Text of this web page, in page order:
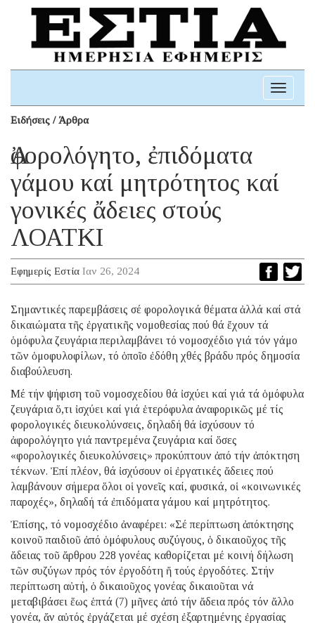
Toggle
Ειδήσεις / Άρθρα
Ἀφορολόγητο, ἐπιδόματα
γάμου καί μητρότητος καί
γονικές ἄδειες στούς
ΛΟΑΤΚΙ
Εφημερίς Εστία Ιαν 26, 2024
Σημαντικές παρεμβάσεις σέ φορολογικά θέματα ἀλλά καί στά
δικαιώματα τῆς ἐργατικῆς νομοθεσίας πού θά ἔχουν τά
ὁμόφυλα ζευγάρια περιλαμβάνει τό νομοσχέδιο γιά τόν γάμο
τῶν ὁμοφυλοφίλων, τό ὁποῖο ἐδόθη χθές βράδυ πρός δημοσία
διαβούλευση.
Μέ τήν ψήφιση τοῦ νομοσχεδίου θά ἰσχύει καί γιά τά ὁμόφυλα
ζευγάρια ὅ,τι ἰσχύει καί γιά ἑτερόφυλα ἀναφορικῶς μέ τίς
φορολογικές διευκολύνσεις, δηλαδή θά ἰσχύσουν τό
ἀφορολόγητο γιά παντρεμένα ζευγάρια καί ὅσες
«φορολογικές διευκολύνσεις» προκύπτουν ἀπό τήν ἀπόκτηση
τέκνων. Ἐπί πλέον, θά ἰσχύσουν οἱ ἐργατικές ἄδειες πού
λαμβάνουν σήμερα ὅλοι οἱ γονεῖς καί, φυσικά, οἱ «κοινωνικές
παροχές», δηλαδή τά ἐπιδόματα γάμου καί μητρότητος.
Ἐπίσης, τό νομοσχέδιο ἀναφέρει: «Σέ περίπτωση ἀπόκτησης
κοινοῦ παιδιοῦ ἀπό ὁμόφυλους συζύγους, ὁ δικαιοῦχος τῆς
ἄδειας τοῦ ἄρθρου 228 γονέας καθορίζεται μέ κοινή δήλωση
τῶν συζύγων πρός τόν ἐργοδότη ἤ τούς ἐργοδότες. Στήν
περίπτωση αὐτή, ὁ δικαιοῦχος γονέας δικαιοῦται νά
μεταβιβάσει ἕως ἑπτά (7) μῆνες ἀπό τήν ἄδεια πρός τόν ἄλλο
γονέα, ἄν αὐτός ἐργάζεται μέ σχέση ἐξαρτημένης ἐργασίας